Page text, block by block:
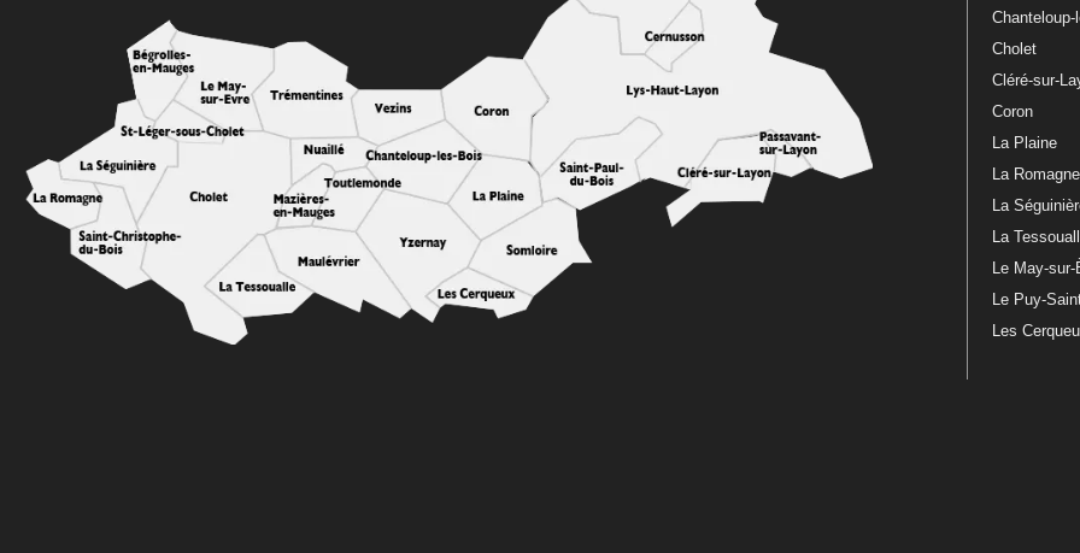
Cholet
Cléré-sur-
Coron
La Plaine
La Romagne
La
La
Le May-sur-
Le Puy-
Les